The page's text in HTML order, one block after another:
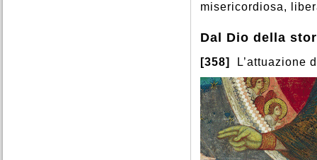
misericordiosa,
Dal Dio della
[358] L’attuazione